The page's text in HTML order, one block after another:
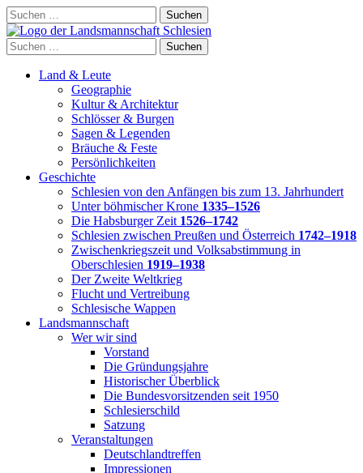
Skip
to
content
Suchen
nach:
Suchen
nach:
Land & Leute
Geographie
Kultur & Architektur
Schlösser & Burgen
Sagen & Legenden
Bräuche & Feste
Persönlichkeiten
Geschichte
Schlesien von den Anfängen bis zum 13. Jahrhundert
Unter böhmischer Krone 1335–1526
Die Habsburger Zeit 1526–1742
Schlesien zwischen Preußen und Österreich 1742–1918
Zwischenkriegszeit und Volksabstimmung in
Oberschlesien 1919–1938
Der Zweite Weltkrieg
Flucht und Vertreibung
Schlesische Wappen
Landsmannschaft
Wer wir sind
Vorstand
Die Gründungsjahre
Historischer Überblick
Die Bundesvorsitzenden seit 1950
Schlesierschild
Satzung
Veranstaltungen
Deutschlandtreffen
Impressionen